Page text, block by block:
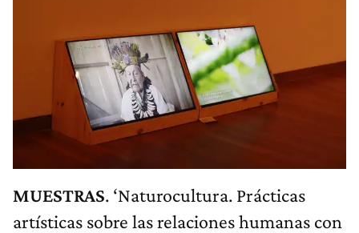
MUESTRAS. ‘Naturocultura. Prácticas
artísticas sobre las relaciones humanas con